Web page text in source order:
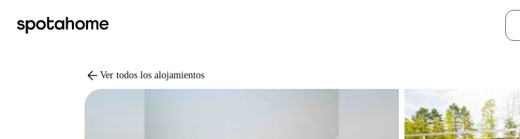
arrow_back Ver todos los alojamientos